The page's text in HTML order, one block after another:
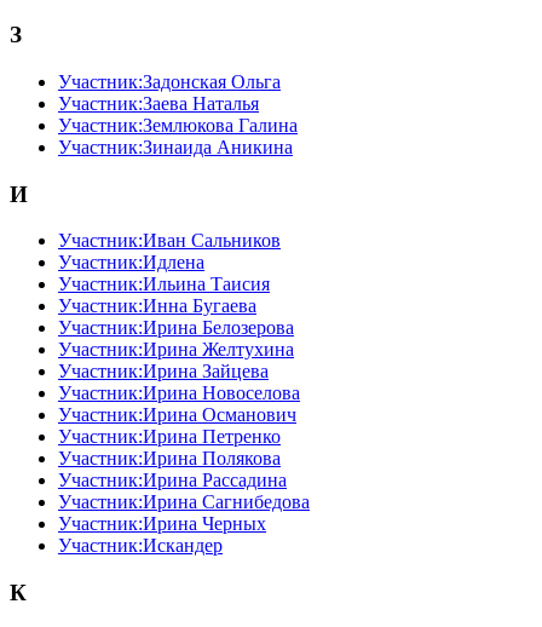
З
Участник:Задонская Ольга
Участник:Заева Наталья
Участник:Землюкова Галина
Участник:Зинаида Аникина
И
Участник:Иван Сальников
Участник:Идлена
Участник:Ильина Таисия
Участник:Инна Бугаева
Участник:Ирина Белозерова
Участник:Ирина Желтухина
Участник:Ирина Зайцева
Участник:Ирина Новоселова
Участник:Ирина Османович
Участник:Ирина Петренко
Участник:Ирина Полякова
Участник:Ирина Рассадина
Участник:Ирина Сагнибедова
Участник:Ирина Черных
Участник:Искандер
К